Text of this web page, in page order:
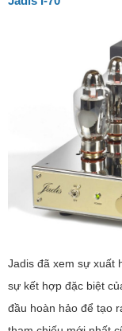
Jadis đã xem sự xuất
sự kết hợp đặc biệt
đầu hoàn hảo để tạo